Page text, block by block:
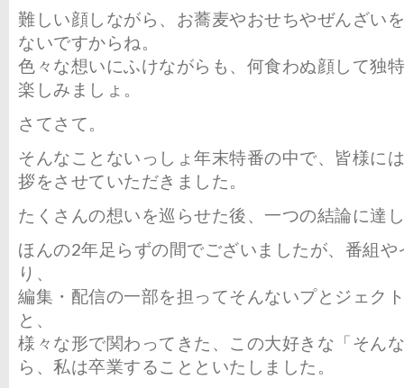
難しい顔しながら、お蕎麦やおせちやぜんざい
ないですからね。
色々な想いにふけながらも、何食わぬ顔して独
楽しみましょ。
さてさて。
そんなことないっしょ年末特番の中で、皆様に
拶をさせていただきました。
たくさんの想いを巡らせた後、一つの結論に達
ほんの2年足らずの間でございましたが、番組
り、
編集・配信の一部を担ってそんないプとジェク
と、
様々な形で関わってきた、この大好きな「そん
ら、私は卒業することといたしました。